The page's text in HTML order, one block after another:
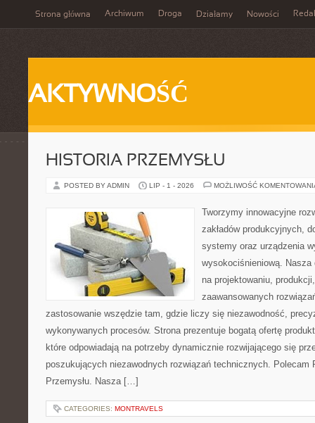
Strona główna Archiwum Droga Działamy Nowości
AKTYWNOŚĆ
HISTORIA PRZEMYSŁU
POSTED BY ADMIN LIP - 1 - 2026 MOŻLIWOŚĆ
Tworzymy innowacyjne
zakładów produkcyjnych,
systemy oraz urządzenia
wysokociśnieniową. Nasza
na projektowaniu,
zaawansowanych
zastosowanie wszędzie tam, gdzie liczy się niezawodność,
wykonywanych procesów. Strona prezentuje bogatą ofertę
które odpowiadają na potrzeby dynamicznie rozwijającego się
poszukujących niezawodnych rozwiązań technicznych. Polecam
Przemysłu. Nasza […]
CATEGORIES: MONTRAVELS